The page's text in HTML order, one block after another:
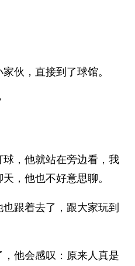
伙，直接到了球馆。
，他就站在旁边看，我
，他也不好意思聊。
跟着去了，跟大家玩到
他会感叹：原来人真是